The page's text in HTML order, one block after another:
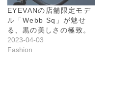
EYEVANの店舗限定モデ
ル「Webb Sq」が魅せ
る、黒の美しさの極致。
2023-04-03
Fashion